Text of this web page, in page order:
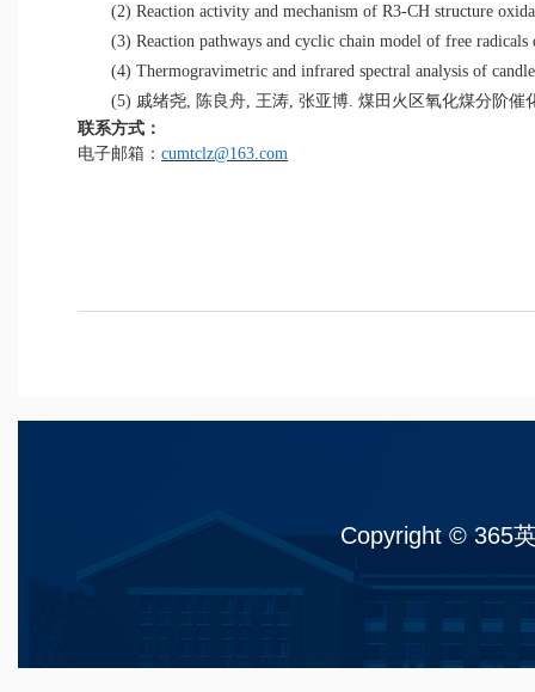
(2) Reaction activity and mechanism of R3-CH structure
(3) Reaction pathways and cyclic chain model of free
(4) Thermogravimetric and infrared spectral analysis of
(5) 戚绪尧, 陈良舟, 王涛, 张亚博. 煤田火区氧化煤分阶催
联系方式：
电子邮箱： cumtclz@163.com
Copyright © 365